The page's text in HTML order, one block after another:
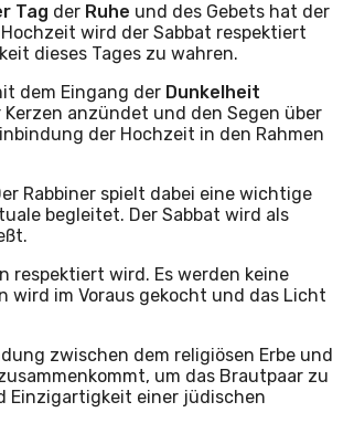
Tag der Ruhe und des Gebets hat der
wird der Sabbat respektiert
dieses Tages zu wahren.
dem Eingang der Dunkelheit
anzündet und den Segen über
der Hochzeit in den Rahmen
Rabbiner spielt dabei eine wichtige
begleitet. Der Sabbat wird als
respektiert wird. Es werden keine
wird im Voraus gekocht und das Licht
zwischen dem religiösen Erbe und
um das Brautpaar zu
Einzigartigkeit einer jüdischen